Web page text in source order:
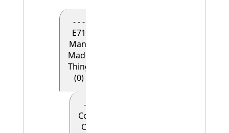
- - -
E71
Man-
Made
Thing
(0)
- - - - E28
Conceptual
Object (0)